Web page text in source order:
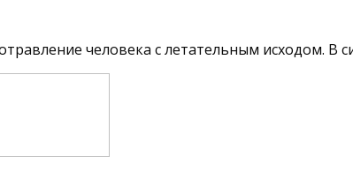
человека с летательным исходом. В